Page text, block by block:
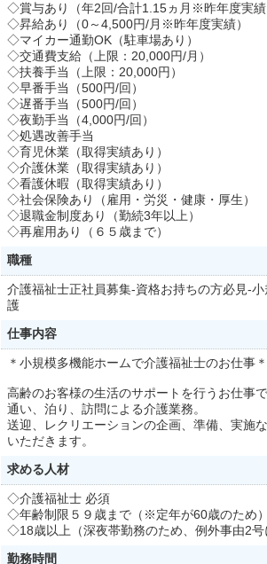
◇賞与あり（年2回/合計1.15ヵ月※昨年度実績
◇昇給あり（0～4,500円/月※昨年度実績）
◇マイカー通勤OK（駐車場あり）
◇交通費支給（上限：20,000円/月）
◇扶養手当（上限：20,000円）
◇早番手当（500円/回）
◇遅番手当（500円/回）
◇夜勤手当（4,000円/回）
◇処遇改善手当
◇育児休業（取得実績あり）
◇介護休業（取得実績あり）
◇看護休暇（取得実績あり）
◇社会保険あり（雇用・労災・健康・厚生）
◇退職金制度あり（勤続3年以上）
◇再雇用あり（６５歳まで）
職種
介護福祉士正社員募集-資格お持ちの方必見-
護
仕事内容
＊小規模多機能ホームで介護福祉士のお仕事＊
高齢のお客様の生活のサポートを行うお仕事で
通い、泊り、訪問による介護業務。
送迎、レクリエーションの企画、準備、実施
いただきます。
求める人材
◇介護福祉士 必須
◇年齢制限５９歳まで（※定年が60歳のため）
◇18歳以上（深夜帯勤務のため、例外事由2号
勤務時間